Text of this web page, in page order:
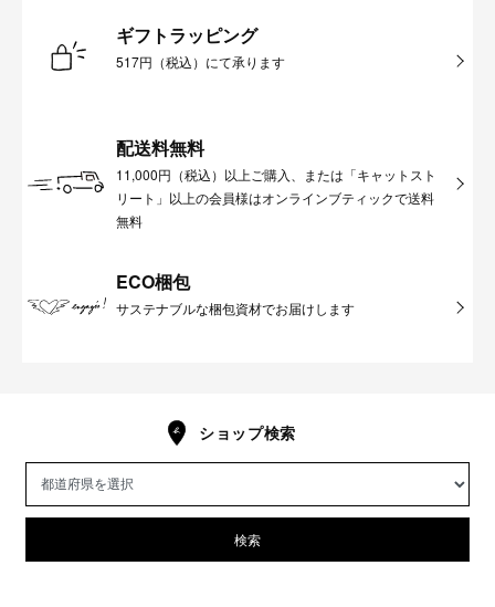
ギフトラッピング
517円（税込）にて承ります
配送料無料
11,000円（税込）以上ご購入、または「キャットスト
リート」以上の会員様はオンラインブティックで送料
無料
ECO梱包
サステナブルな梱包資材でお届けします
ショップ検索
検索